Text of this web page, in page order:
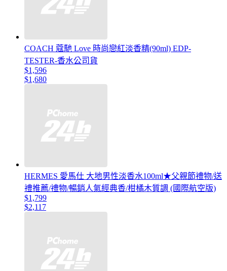
COACH 蔻馳 Love 時尚戀紅淡香精(90ml) EDP-
TESTER-香水公司貨
$1,596
$1,680
HERMES 愛馬仕 大地男性淡香水100ml★父親節禮物/送
禮推薦/禮物/暢銷人氣經典香/柑橘木質調 (國際航空版)
$1,799
$2,117